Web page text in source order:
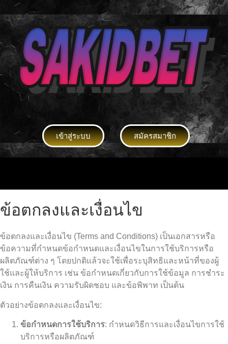
เข้าสู่ระบบ สมัครสมาชิก
ข้อตกลงและเงื่อนไข
ข้อตกลงและเงื่อนไข (Terms and Conditions) เป็นเอกสารหรือ
ข้อความที่กำหนดข้อกำหนดและเงื่อนไขในการใช้บริการหรือ
ผลิตภัณฑ์ต่าง ๆ โดยปกติแล้วจะใช้เพื่อระบุสิทธิและหน้าที่ของผู้
ใช้และผู้ให้บริการ เช่น ข้อกำหนดเกี่ยวกับการใช้ข้อมูล การชำระ
เงิน การคืนเงิน ความรับผิดชอบ และข้อพิพาท เป็นต้น
ตัวอย่างข้อตกลงและเงื่อนไข:
ข้อกำหนดการใช้บริการ: กำหนดวิธีการและเงื่อนไขการใช้
บริการหรือผลิตภัณฑ์